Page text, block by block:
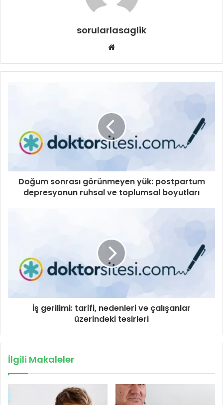
sorularlasaglik
Web
Doğum sonrası görünmeyen yük: postpartum
depresyonun ruhsal ve toplumsal boyutları
İş gerilimi: tarifi, nedenleri ve çalışanlar
üzerindeki tesirleri
İlgili Makaleler